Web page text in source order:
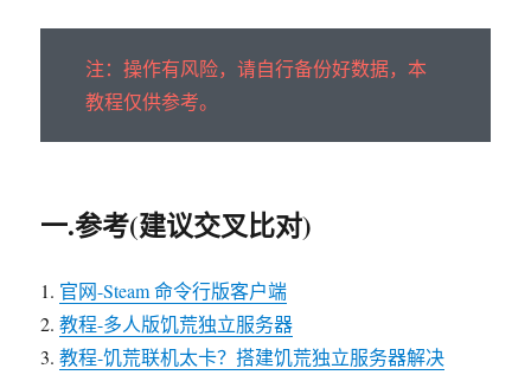
注：操作有风险，请自行备份好数据，本
教程仅供参考。
一.参考(建议交叉比对)
1. 官网-Steam 命令行版客户端
2.教程-多人版饥荒独立服务器
3.教程-饥荒联机太卡？搭建饥荒独立服务器解决